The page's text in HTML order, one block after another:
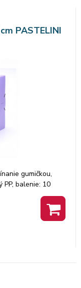
PASTELINI
gumičkou,
PP, balenie: 10